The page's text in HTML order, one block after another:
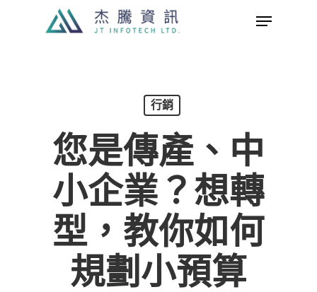
Menu
行銷
您是傳產、中
小企業？想轉
型，教你如何
規劃小預算